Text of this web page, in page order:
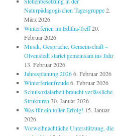
Naturpädagogischen Tagesgruppe 2.
März 2026
Winterferien im Editha-Treff 20.
Februar 2026
Musik, Gespräche, Gemeinschaft –
Olvenstedt startet gemeinsam ins Jahr
13. Februar 2026
Jahresplanung 2026 6. Februar 2026
Winterferienfreude 6. Februar 2026
Schulsozialarbeit braucht verlässliche
Strukturen 30. Januar 2026
Was für ein toller Erfolg! 15. Januar
2026
Vorweihnachtliche Unterstützung, die